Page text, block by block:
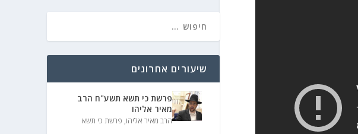
שיעורים אחרונים
פרשת כי תשא תשע"ח הרב
מאיר אליהו
הרב מאיר אליהו, פרשת כי תשא